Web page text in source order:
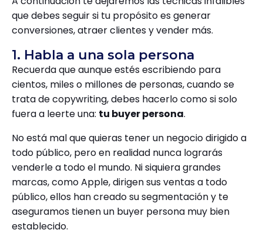
que debes seguir si tu propósito es generar
conversiones, atraer clientes y vender más.
1. Habla a una sola persona
Recuerda que aunque estés escribiendo para
cientos, miles o millones de personas, cuando se
trata de copywriting, debes hacerlo como si solo
fuera a leerte una: tu buyer persona.
No está mal que quieras tener un negocio dirigido a
todo público, pero en realidad nunca lograrás
venderle a todo el mundo. Ni siquiera grandes
marcas, como Apple, dirigen sus ventas a todo
público, ellos han creado su segmentación y te
aseguramos tienen un buyer persona muy bien
establecido.